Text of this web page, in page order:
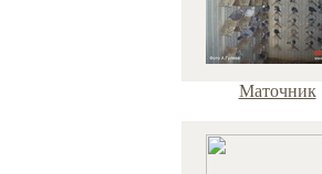
Маточник